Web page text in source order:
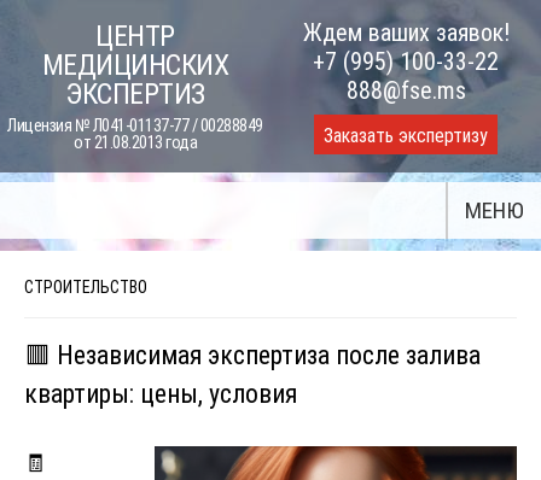
content
ЦЕНТР
МЕДИЦИНСКИХ
ЭКСПЕРТИЗ
Лицензия № Л041-01137-77 / 00288849
от 21.08.2013 года
Ждем ваших заявок!
+7 (995) 100-33-22
888@fse.ms
Заказать экспертизу
МЕНЮ
СТРОИТЕЛЬСТВО
🟥 Независимая экспертиза после залива
квартиры: цены, условия
🧾